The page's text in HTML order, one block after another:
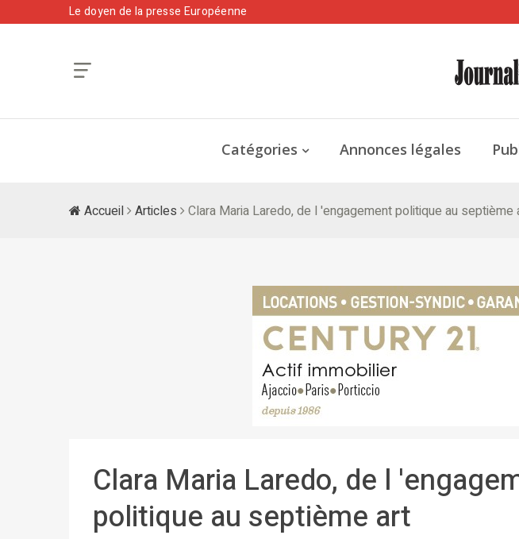
Le doyen de la presse Européenne
Catégories Annonces légales
Accueil Articles Clara Maria Laredo, de l 'engagement politique au septième
Clara Maria Laredo, de l
politique au septième art